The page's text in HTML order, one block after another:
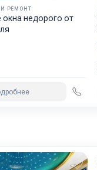
И РЕМОНТ
окна недорого от